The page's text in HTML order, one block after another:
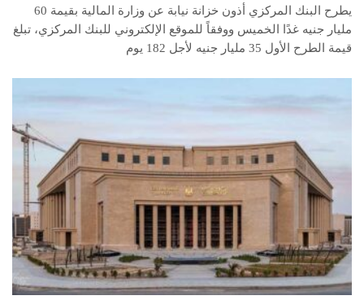
يطرح البنك المركزي أذون خزانة نيابة عن وزارة المالية بقيمة 60
مليار جنيه غدًا الخميس ووفقاً للموقع الإلكتروني للبنك المركزي، تبلغ
قيمة الطرح الأول 35 مليار جنيه لأجل 182 يوم